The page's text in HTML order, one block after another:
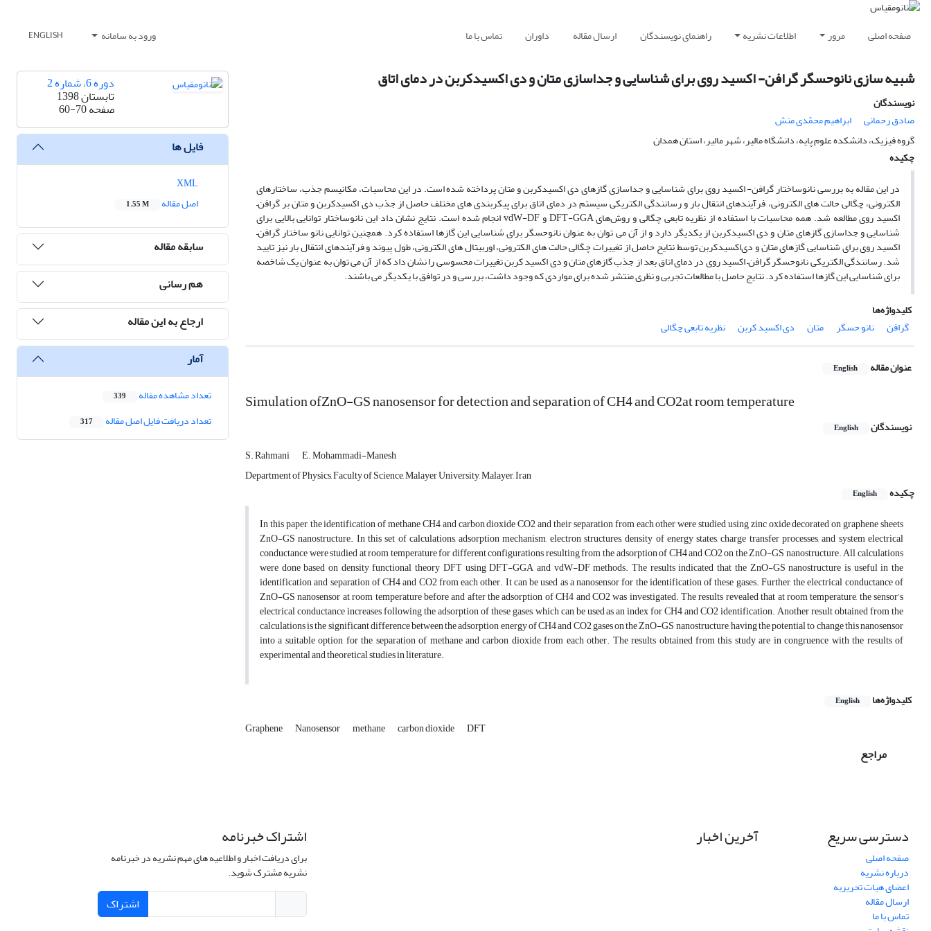
صفحه اصلی مرور اطلاعات نشریه راهنمای نویسندگان ارسال مقاله داوران تماس با ما ورود به سامانه ENGLISH
شبیه سازی نانوحسگر گرافن- اکسید روی برای شناسایی و جداسازی متان و دی اکسیدکربن در دمای اتاق
نویسندگان
صادق رحمانی
ابراهیم محمّدی منش
گروه فیزیک، دانشکده علوم پایه، دانشگاه مالیر، شهر مالیر، استان همدان
چکیده
در این مقاله به بررسی نانوساختار گرافن- اکسید روی برای شناسایی و جداسازی گازهای دی اکسیدکربن و متان پرداخته شده است. در این محاسبات، مکانیسم جذب، ساختارهای
الکترونی، چگالی حالت های الکترونی، فرآیندهای انتقال بار و رسانندگی الکتریکی سیستم در دمای اتاق برای پیکربندی های مختلف حاصل از جذب دی اکسیدکربن و متان بر گرافن–
اکسید روی مطالعه شد. همه محاسبات با استفاده از نظریه تابعی چگالی و روش‌های DFT-GGA و vdW-DF انجام شده است. نتایج نشان داد این نانوساختار توانایی بالایی برای
شناسایی و جداسازی گازهای متان و دی اکسیدکربن از یکدیگر دارد و از آن می توان به عنوان نانوحسگر برای شناسایی این گازها استفاده کرد. همچنین توانایی نانو ساختار گرافن–
اکسید روی برای شناسایی گازهای متان و دی‌اکسید‌کربن توسط نتایح حاصل از تغییرات چگالی حالت های الکترونی، اوربیتال های الکترونی، طول پیوند و فرآیندهای انتقال بار نیز تایید
شد. رسانندگی الکتریکی نانوحسگر گرافن– اکسید روی در دمای اتاق بعد از جذب گازهای متان و دی اکسید کربن تغییرات محسوسی را نشان داد که از آن می توان به عنوان یک شاخصه
برای شناسایی این گازها استفاده کرد. نتایج حاصل با مطالعات تجربی و نظری منتشر شده برای مواردی که وجود داشت، بررسی و در توافق با یکدیگر می باشند.
کلیدواژه‌ها
گرافن
نانو حسگر متان دی اکسید کربن نظریه تابعی چگالی
عنوان مقاله English
Simulation ofZnO-GS nanosensor for detection and separation of CH4 and CO2at room temperature
نویسندگان English
S. Rahmani
E. Mohammadi-Manesh
Department of Physics, Faculty of Science, Malayer University, Malayer, Iran
چکیده
English
In this paper, the identification of methane CH4 and carbon dioxide CO2 and their separation from each other were studied using zinc oxide decorated on graphene sheets
ZnO-GS nanostructure. In this set of calculations, adsorption mechanism, electron structures, density of energy states, charge transfer processes, and system electrical
conductance were studied at room temperature for different configurations resulting from the adsorption of CH4 and CO2 on the ZnO-GS nanostructure. All calculations
were done based on density functional theory DFT using DFT-GGA and vdW-DF methods. The results indicated that the ZnO-GS nanostructure is useful in the
identification and separation of CH4 and CO2 from each other. It can be used as a nanosensor for the identification of these gases. Further, the electrical conductance of
ZnO-GS nanosensor at room temperature before and after the adsorption of CH4 and CO2 was investigated. The results revealed that at room temperature, the sensor’s
electrical conductance increases following the adsorption of these gases, which can be used as an index for CH4 and CO2 identification. Another result obtained from the
calculations is the significant difference between the adsorption energy of CH4 and CO2 gases on the ZnO-GS nanostructure, having the potential to change this nanosensor
into a suitable option for the separation of methane and carbon dioxide from each other. The results obtained from this study are in congruence with the results of
experimental and theoretical studies in literature.
کلیدواژه‌ها English
Graphene Nanosensor methane carbon dioxide DFT
مراجع
دوره 6، شماره 2
تابستان 1398
صفحه60-70
فایل ها
اصل مقاله
1.55 M
سابقه مقاله
هم رسانی
ارجاع به این مقاله
آمار
تعداد مشاهده مقاله 339
تعداد دریافت فایل اصل مقاله 317
دسترسی سریع
صفحه اصلی
درباره نشریه
اعضای هیات تحریریه
ارسال مقاله
تماس با ما
آخرین اخبار اشتراک خبرنامه
برای دریافت اخبار و اطلاعیه های مهم نشریه در خبرنامه
نشریه مشترک شوید.
اشتراک